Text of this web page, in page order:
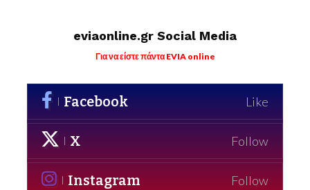
eviaonline.gr Social Media
Για να είστε πάντα EVIA online
Facebook Like
X Follow
Instagram Follow